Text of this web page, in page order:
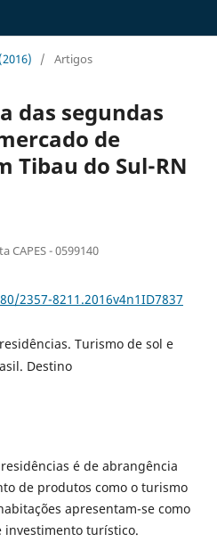
/ Artigos
das segundas
de
Tibau do Sul-RN
CAPES - 0599140
2357-8211.2016v4n1ID7837
Turismo de sol e
Destino
é de abrangência
de produtos como o turismo
apresentam-se como
investimento turístico.